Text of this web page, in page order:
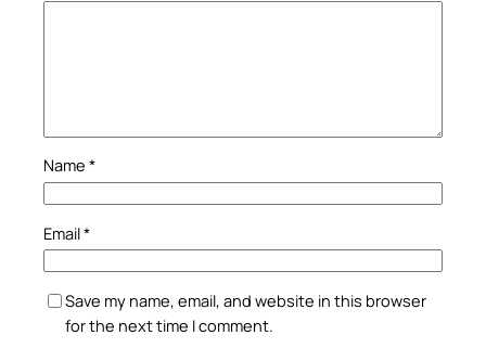
Name *
Email*
Save my name, email, and website in this browser
for the next time I comment.